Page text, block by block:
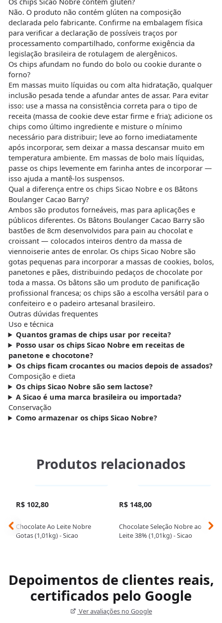
Não. O produto não contém glúten na composição
declarada pelo fabricante. Confirme na embalagem física
para verificar a declaração de possíveis traços por
processamento compartilhado, conforme exigência da
legislação brasileira de rotulagem de alergênicos.
Os chips afundam no fundo do bolo ou cookie durante o
forno?
Em massas muito líquidas ou com alta hidratação, qualquer
inclusão pesada tende a afundar antes de assar. Para evitar
isso: use a massa na consistência correta para o tipo de
receita (massa de cookie deve estar firme e fria); adicione os
chips como último ingrediente e misture o mínimo
necessário para distribuir; leve ao forno imediatamente
após incorporar, sem deixar a massa descansar muito em
temperatura ambiente. Em massas de bolo mais líquidas,
passe os chips levemente em farinha antes de incorporar —
isso ajuda a mantê-los suspensos.
Qual a diferença entre os chips Sicao Nobre e os Bâtons
Boulanger Cacao Barry?
Ambos são produtos forneáveis, mas para aplicações e
públicos diferentes. Os Bâtons Boulanger Cacao Barry são
bastões de 8cm desenvolvidos para pain au chocolat e
croissant — colocados inteiros dentro da massa de
viennoiserie antes de enrolar. Os chips Sicao Nobre são
gotas pequenas para incorporar a massas de cookies, bolos,
panetones e pães, distribuindo pedaços de chocolate por
toda a massa. Os bâtons são um produto de panificação
profissional francesa; os chips são a escolha versátil para o
confeiteiro e o padeiro artesanal brasileiro.
Outras dúvidas frequentes
Uso e técnica
Quantos gramas de chips usar por receita?
Posso usar os chips Sicao Nobre em receitas de
panetone e chocotone?
Os chips ficam crocantes ou macios depois de assados?
Composição e dieta
Os chips Sicao Nobre são sem lactose?
A Sicao é uma marca brasileira ou importada?
Conservação
Como armazenar os chips Sicao Nobre?
Produtos relacionados
R$ 102,80
Chocolate Ao Leite Nobre
Gotas (1,01kg) - Sicao
R$ 148,00
Chocolate Seleção Nobre ao
Leite 38% (1,01kg) - Sicao
Depoimentos de clientes reais,
certificados pelo Google
Ver avaliações no Google